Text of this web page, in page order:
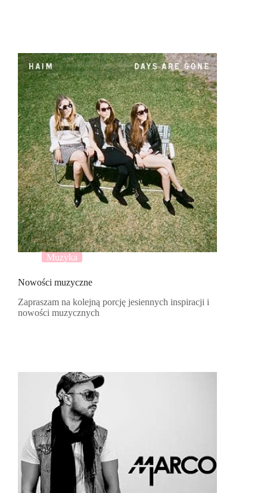
Muzyka
Nowości muzyczne
Zapraszam na kolejną porcję jesiennych inspiracji i
nowości muzycznych